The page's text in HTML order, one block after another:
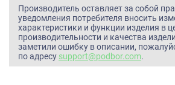
Производитель оставляет за собой
уведомления потребителя вносить
характеристики и функции изделия в
производительности и качества
заметили ошибку в описании,
по адресу support@podbor.com.